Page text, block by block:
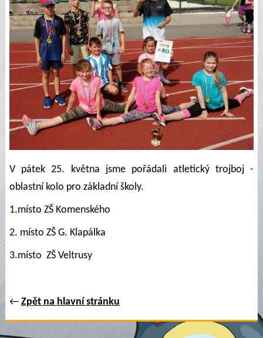
V pátek 25. května jsme pořádali atletický trojboj -
oblastní kolo pro základní školy.
1.místo ZŠ Komenského
2. místo ZŠ G. Klapálka
3.místo ZŠ Veltrusy
← Zpět na hlavní stránku